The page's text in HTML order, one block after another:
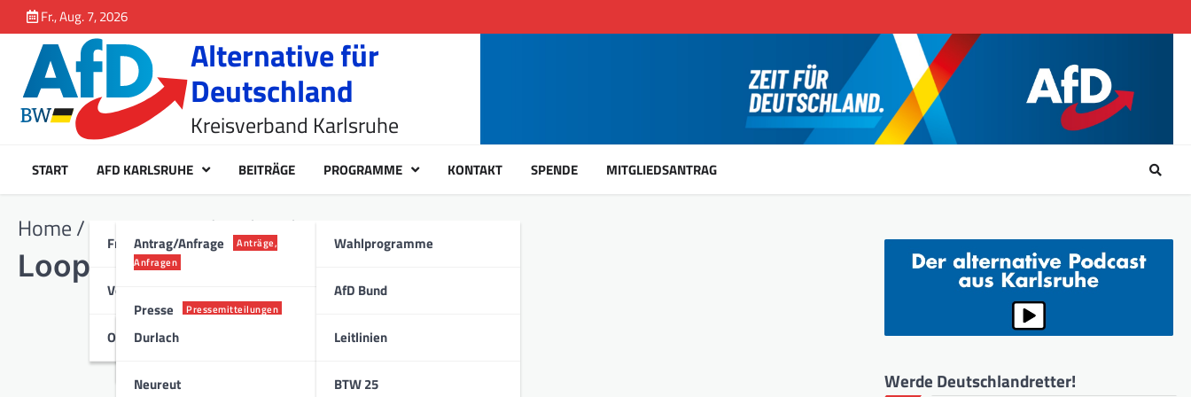
springenFr., Aug. 7, 2026
Alternative für
Deutschland
Kreisverband Karlsruhe
START AFD KARLSRUHE
Fraktion Karlsruhe
Antrag/Anfrage
Anträge,
Anfragen
Presse Pressemitteilungen
Vorstand
Ortsverband
Durlach
Neureut
BEITRÄGE PROGRAMME
Wahlprogramme
AfD Bund
Leitlinien
BTW 25
KONTAKT SPENDE MITGLIEDSANTRAG
Home Loop Karussel und Grid
Loop Karussel und Grid
Werde Deutschlandretter!